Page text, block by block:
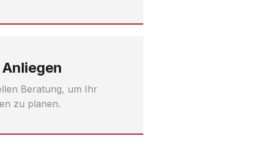
Beratung, um Ihr
zu planen.